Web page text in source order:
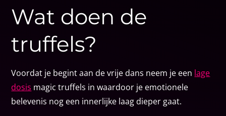
Wat doen de
truffels?
Voordat je begint aan de vrije dans neem je een lage
dosis magic truffels in waardoor je emotionele
belevenis nog een innerlijke laag dieper gaat.